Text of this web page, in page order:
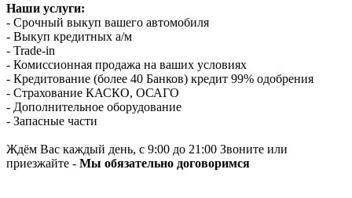
Наши услуги:
- Срочный выкуп вашего автомобиля
- Выкуп кредитных а/м
- Trade-in
- Комиссионная продажа на ваших условиях
- Кредитование (более 40 Банков) кредит 99% одобрения
- Страхование КАСКО, ОСАГО
- Дополнительное оборудование
- Запасные части
Ждём Вас каждый день, с 9:00 до 21:00 Звоните или
приезжайте - Мы обязательно договоримся